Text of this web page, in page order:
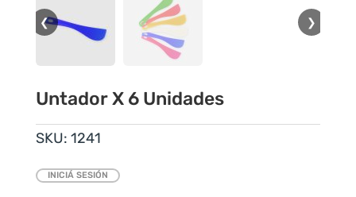
❮ ❯
Untador X 6 Unidades
SKU: 1241
INICIÁ SESIÓN